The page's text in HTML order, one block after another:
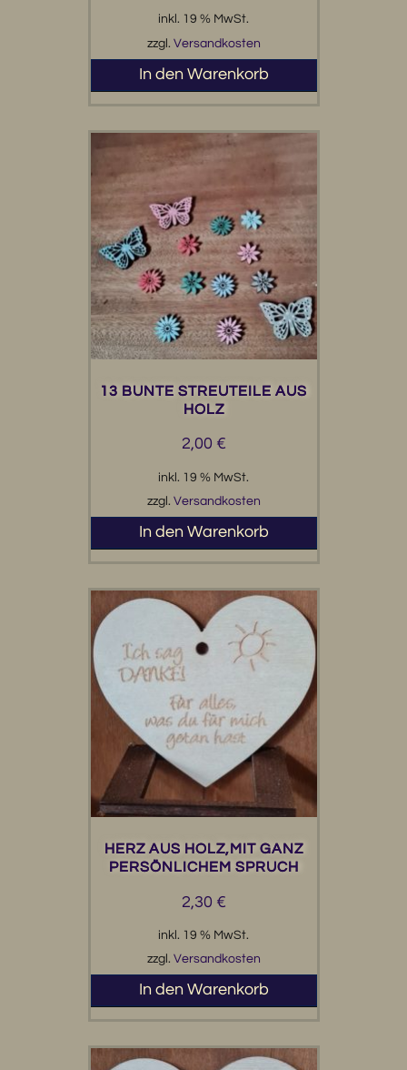
inkl. 19 % MwSt.
zzgl. Versandkosten
In den Warenkorb
13 BUNTE STREUTEILE AUS
HOLZ
2,00 €
inkl. 19 % MwSt.
zzgl. Versandkosten
In den Warenkorb
HERZ AUS HOLZ,MIT GANZ
PERSÖNLICHEM SPRUCH
2,30 €
inkl. 19 % MwSt.
zzgl. Versandkosten
In den Warenkorb